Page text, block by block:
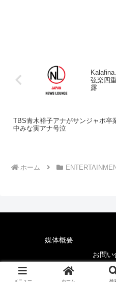
弦楽四
露
TBS青木裕子アナがサンジャポ卒
中みな実アナ号泣
ホーム
媒体概要
お問い
© 2025
メニュー ホーム 検